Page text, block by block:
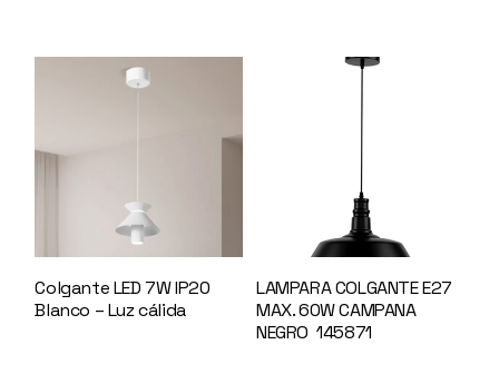
Colgante LED 7W IP20
Blanco – Luz cálida
LAMPARA COLGANTE E27
MAX. 60W CAMPANA
NEGRO 145871